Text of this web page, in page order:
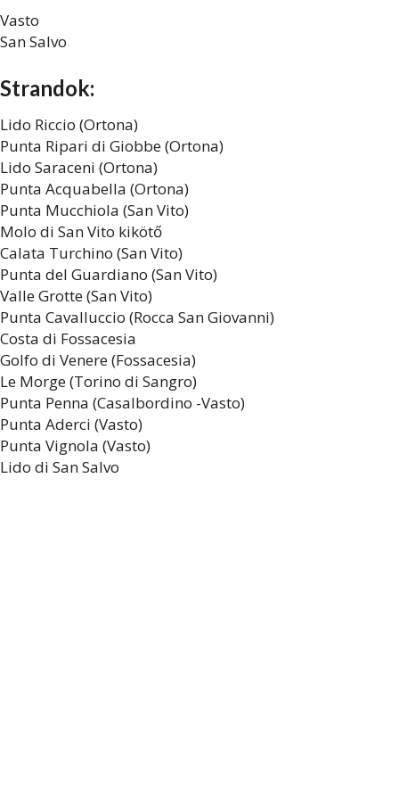
Vasto
San Salvo
Strandok:
Lido Riccio (Ortona)
Punta Ripari di Giobbe (Ortona)
Lido Saraceni (Ortona)
Punta Acquabella (Ortona)
Punta Mucchiola (San Vito)
Molo di San Vito kikötő
Calata Turchino (San Vito)
Punta del Guardiano (San Vito)
Valle Grotte (San Vito)
Punta Cavalluccio (Rocca San Giovanni)
Costa di Fossacesia
Golfo di Venere (Fossacesia)
Le Morge (Torino di Sangro)
Punta Penna (Casalbordino -Vasto)
Punta Aderci (Vasto)
Punta Vignola (Vasto)
Lido di San Salvo